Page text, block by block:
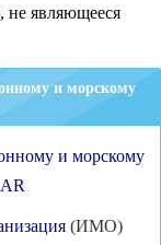
не являющееся
и морскому
и морскому
(ИМО)